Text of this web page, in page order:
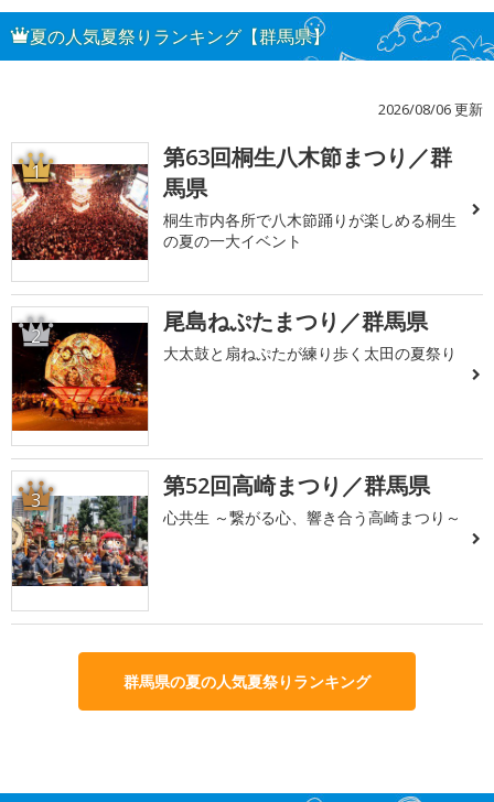
夏の人気夏祭りランキング【群馬県】
2026/08/06 更新
1
第63回桐生八木節まつり／群
馬県
桐生市内各所で八木節踊りが楽しめる桐生
の夏の一大イベント
2 尾島ねぷたまつり／群馬県
大太鼓と扇ねぷたが練り歩く太田の夏祭り
3 第52回高崎まつり／群馬県
心共生 ～繋がる心、響き合う高崎まつり～
群馬県の夏の人気夏祭りランキング